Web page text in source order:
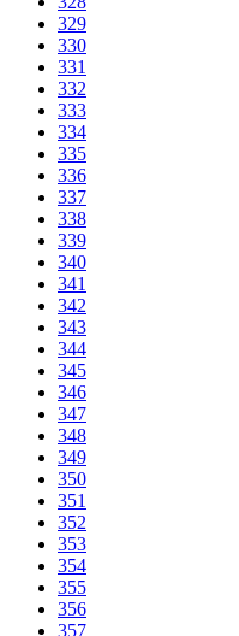
329
330
331
332
333
334
335
336
337
338
339
340
341
342
343
344
345
346
347
348
349
350
351
352
353
354
355
356
357